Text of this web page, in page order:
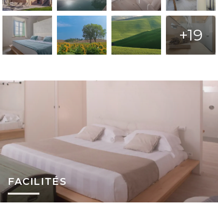
+19
FACILITÉS